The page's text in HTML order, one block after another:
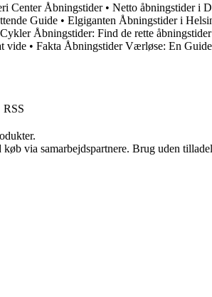
Center Åbningstider• Netto åbningstider i
Guide • Elgiganten Åbningstider i
Åbningstider: Find de rette
vide • Fakta Åbningstider Værløse: En
RSS
via samarbejdspartnere. Brug uden